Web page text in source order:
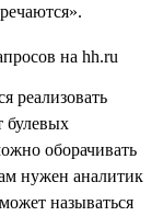
реализовать
булевых
оборачивать
нужен аналитик
называться